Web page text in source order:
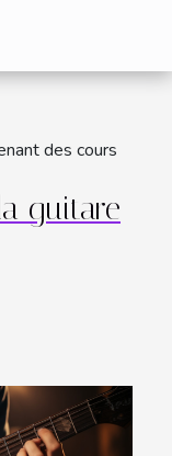
des cours
guitare